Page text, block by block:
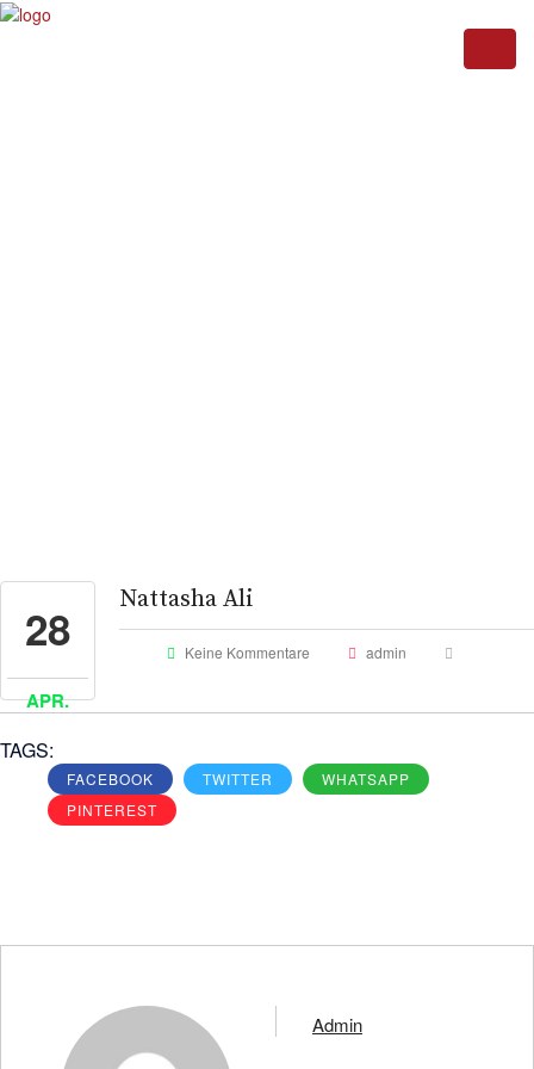
28
APR.
Nattasha Ali
Keine Kommentare admin
TAGS:
FACEBOOK TWITTER
WHATSAPP
PINTEREST
Admin